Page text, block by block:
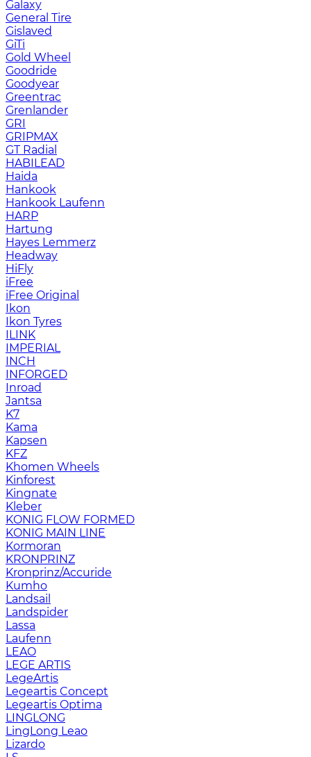
Galaxy
General Tire
Gislaved
GiTi
Gold Wheel
Goodride
Goodyear
Greentrac
Grenlander
GRI
GRIPMAX
GT Radial
HABILEAD
Haida
Hankook
Hankook Laufenn
HARP
Hartung
Hayes Lemmerz
Headway
HiFly
iFree
iFree Original
Ikon
Ikon Tyres
ILINK
IMPERIAL
INCH
INFORGED
Inroad
Jantsa
K7
Kama
Kapsen
KFZ
Khomen Wheels
Kinforest
Kingnate
Kleber
KONIG FLOW FORMED
KONIG MAIN LINE
Kormoran
KRONPRINZ
Kronprinz/Accuride
Kumho
Landsail
Landspider
Lassa
Laufenn
LEAO
LEGE ARTIS
LegeArtis
Legeartis Concept
Legeartis Optima
LINGLONG
LingLong Leao
Lizardo